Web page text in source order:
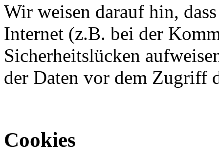
Wir weisen darauf hin,
Internet (z.B. bei der
Sicherheitslücken
der Daten vor dem Zugriff
Cookies